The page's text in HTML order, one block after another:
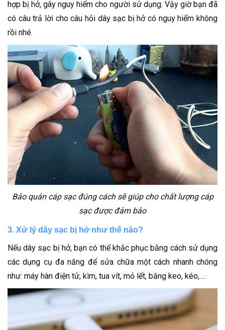
hợp bị hở, gây nguy hiểm cho người sử dụng. Vậy giờ bạn đã
có câu trả lời cho câu hỏi dây sạc bị hở có nguy hiểm không
rồi nhé.
Bảo quản cáp sạc đúng cách sẽ giúp cho chất lượng cáp
sạc được đảm bảo
3. Xử lý dây sạc bị hở như thế nào?
Nếu dây sạc bị hở, bạn có thể khắc phục bằng cách sử dụng
các dụng cụ đa năng để sửa chữa một cách nhanh chóng
như: máy hàn điện tử, kìm, tua vít, mỏ lết, băng keo, kéo,….